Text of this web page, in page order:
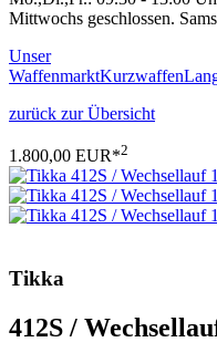
Mittwochs geschlossen.
Unser
WaffenmarktKurzwaffen
zurück zur Übersicht
1.800,00 EUR*2
Tikka
412S /